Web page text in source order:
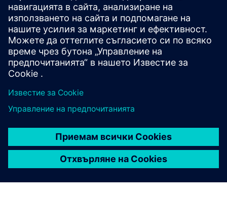
Изтегляне на материали
Материали за изтегляне